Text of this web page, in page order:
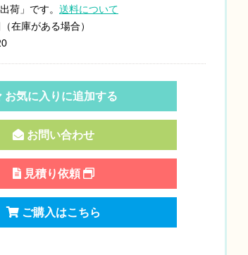
荷」です。 送料について
在庫がある場合）
お気に入りに追加する
お問い合わせ
見積り依頼
ご購入はこちら